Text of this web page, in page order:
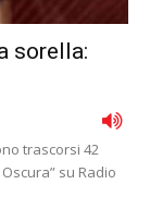
sorella:
trascorsi 42
su Radio